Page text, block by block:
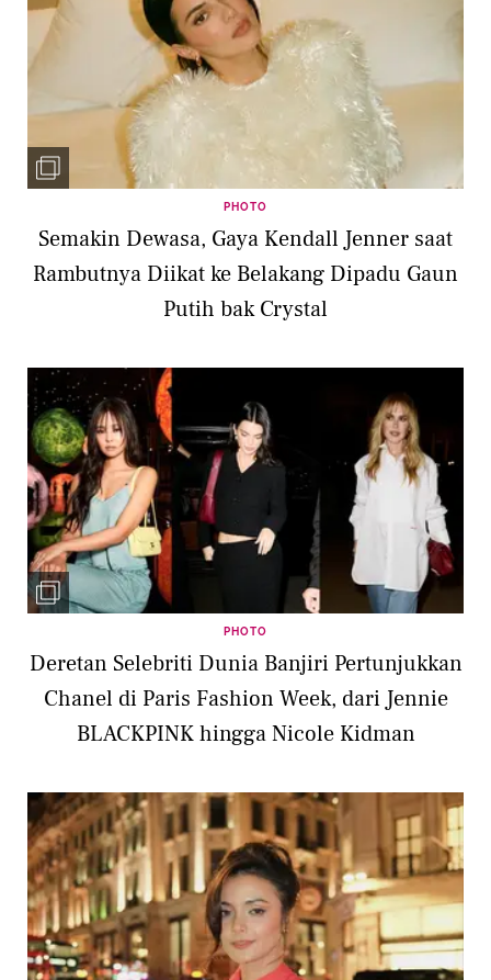
PHOTO
Semakin Dewasa, Gaya Kendall Jenner saat
Rambutnya Diikat ke Belakang Dipadu Gaun
Putih bak Crystal
PHOTO
Deretan Selebriti Dunia Banjiri Pertunjukkan
Chanel di Paris Fashion Week, dari Jennie
BLACKPINK hingga Nicole Kidman